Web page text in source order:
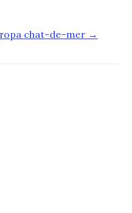
chat-de-mer →